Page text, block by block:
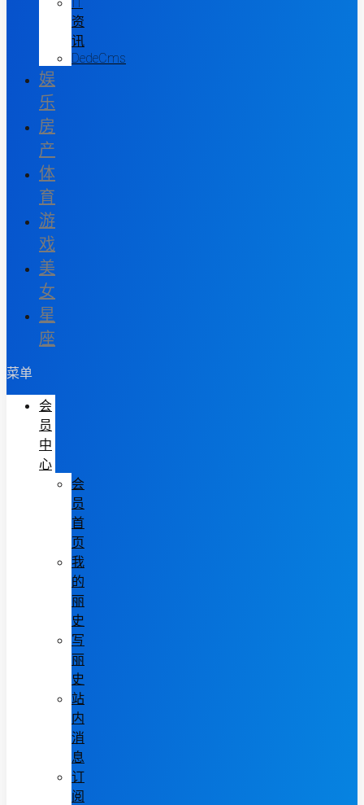
资
讯
DedeCms
娱
乐
房
产
体
育
游
戏
美
女
星
座
菜单
会
员
中
心
会
员
首
页
我
的
丽
史
写
丽
史
站
内
消
息
订
阅